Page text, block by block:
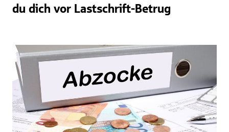
du dich vor Lastschrift-Betrug